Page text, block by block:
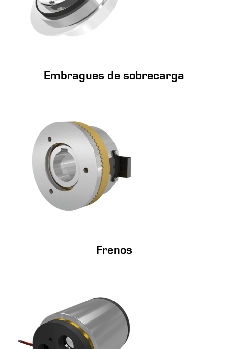
Embragues de sobrecarga
Frenos